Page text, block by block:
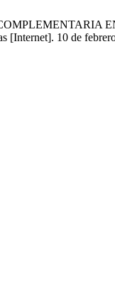
[Internet]. 10 de